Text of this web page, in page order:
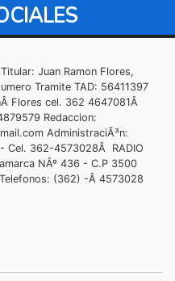
Juan Ramon Flores,
Tramite TAD: 56411397
Flores cel. 362 4647081Â
Redaccion:
AdministraciÃ³n:
Cel. 362-4573028Â RADIO
NÂº 436 - C.P 3500
(362) -Â 4573028